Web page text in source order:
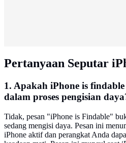
Pertanyaan Seputar
1. Apakah iPhone is
dalam proses pengisian
Tidak, pesan "iPhone is Findable"
sedang mengisi daya. Pesan ini
iPhone aktif dan perangkat Anda